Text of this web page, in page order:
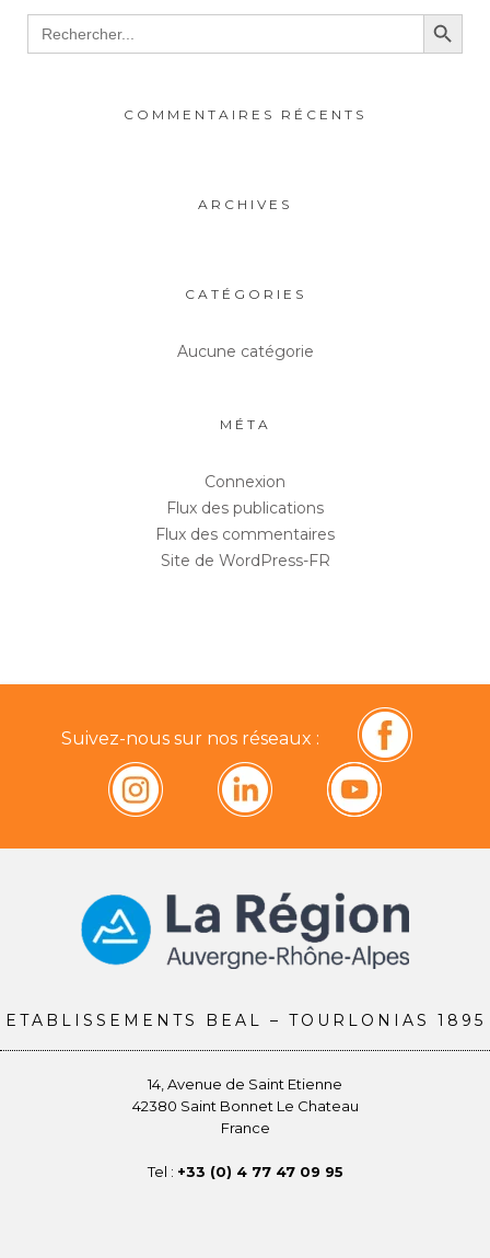
Search
for:
Search Button
COMMENTAIRES RÉCENTS
ARCHIVES
CATÉGORIES
Aucune catégorie
MÉTA
Connexion
Flux des publications
Flux des commentaires
Site de WordPress-FR
Suivez-nous sur nos réseaux :
ETABLISSEMENTS BEAL – TOURLONIAS 1895
14, Avenue de Saint Etienne
42380 Saint Bonnet Le Chateau
France
Tel : +33 (0) 4 77 47 09 95